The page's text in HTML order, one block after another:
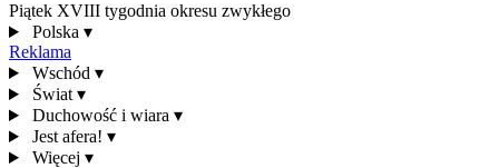
Piątek XVIII tygodnia okresu zwykłego
Polska ▾
Reklama
Wschód ▾
Świat ▾
Duchowość i wiara ▾
Jest afera! ▾
Więcej ▾